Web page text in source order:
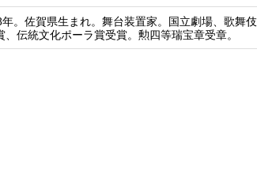
。佐賀県生まれ。舞台装置家。国立劇場、歌舞
、伝統文化ポーラ賞受賞。勲四等瑞宝章受章。